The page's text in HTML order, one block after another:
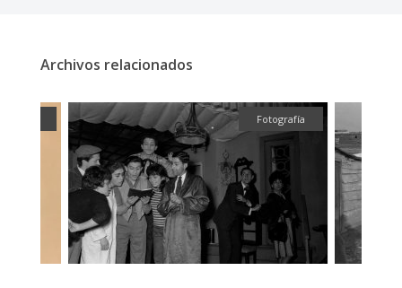
Archivos relacionados
Fotografía